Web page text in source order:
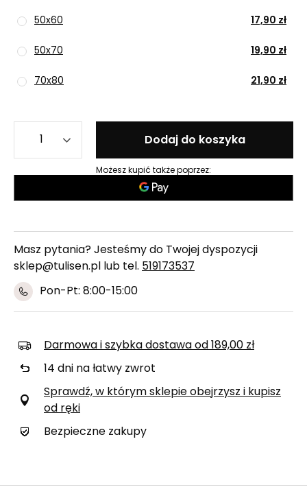
50x60 17,90 zł
50x70 19,90 zł
70x80 21,90 zł
Dodaj do koszyka
Możesz kupić także poprzez:
Masz pytania? Jesteśmy do Twojej dyspozycji
sklep@tulisen.pl lub tel. 519173537
Pon-Pt: 8:00-15:00
Darmowa i szybka dostawa od 189,00 zł
14 dni na łatwy zwrot
Sprawdź, w którym sklepie obejrzysz i kupisz
od ręki
Bezpieczne zakupy